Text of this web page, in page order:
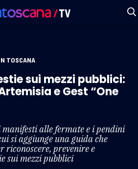
TOSCANA
sui mezzi pubblici:
e Gest “One
manifesti alle fermate e i pendini
si aggiunge una guida che
riconoscere, prevenire e
sui mezzi pubblici